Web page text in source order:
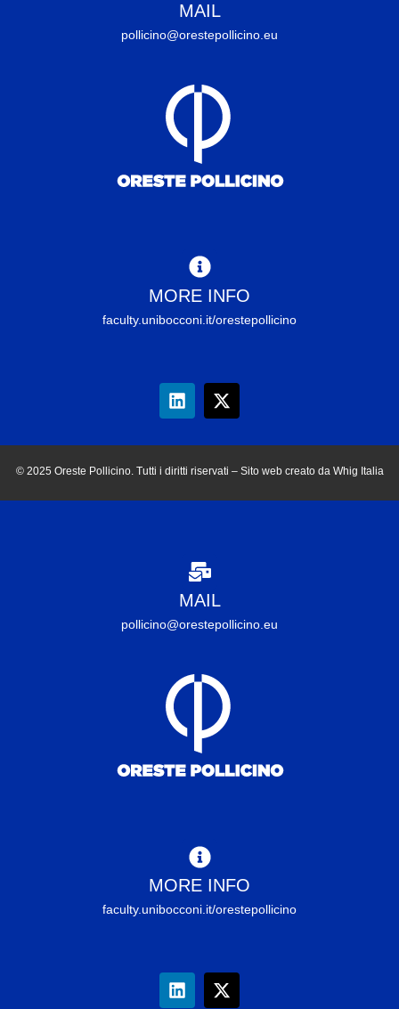
MAIL
pollicino@orestepollicino.eu
MORE INFO
faculty.unibocconi.it/orestepollicino
© 2025 Oreste Pollicino. Tutti i diritti riservati – Sito web creato da Whig Italia
MAIL
pollicino@orestepollicino.eu
MORE INFO
faculty.unibocconi.it/orestepollicino